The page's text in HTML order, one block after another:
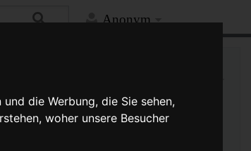
die Werbung, die Sie sehen,
woher unsere Besucher
Anonym
Links auf diese Seite
Änderungen an verlinkten
Seiten